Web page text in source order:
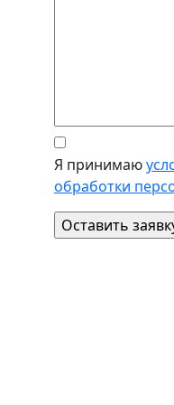
Я принимаю
обработки